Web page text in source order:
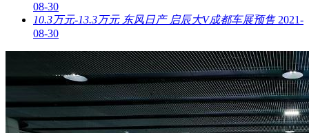
08-30
10.3万元-13.3万元 东风日产 启辰大V成都车展预售 2021-
08-30